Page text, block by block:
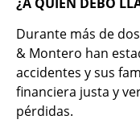
Durante más de
& Montero han
accidentes y sus
financiera justa y
pérdidas.